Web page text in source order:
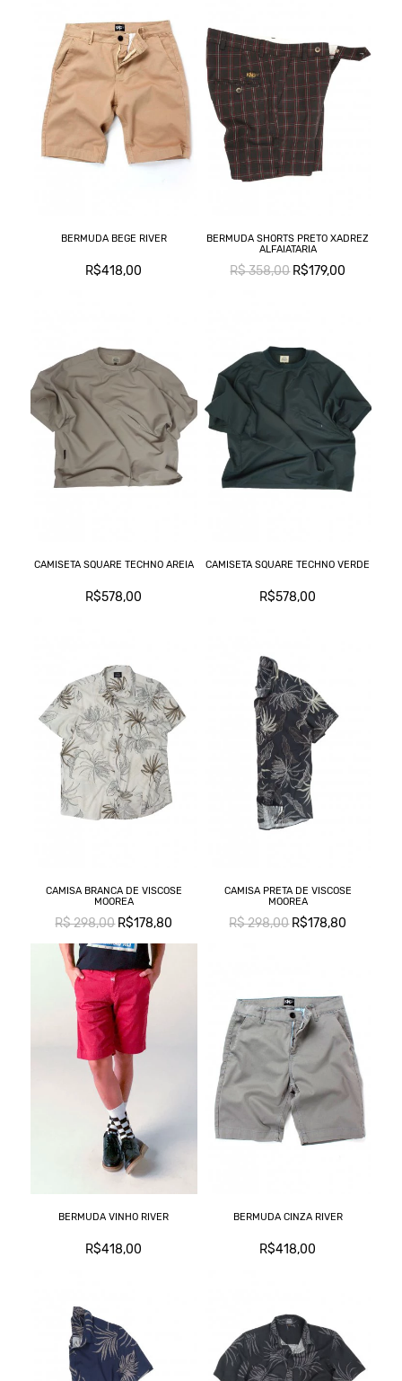
BERMUDA BEGE RIVER
R$418,00
BERMUDA SHORTS PRETO XADREZ
ALFAIATARIA
R$ 358,00R$179,00
CAMISETA SQUARE TECHNO AREIA
R$578,00
CAMISETA SQUARE TECHNO VERDE
R$578,00
CAMISA BRANCA DE VISCOSE
MOOREA
R$ 298,00R$178,80
CAMISA PRETA DE VISCOSE
MOOREA
R$ 298,00R$178,80
BERMUDA VINHO RIVER
R$418,00
BERMUDA CINZA RIVER
R$418,00